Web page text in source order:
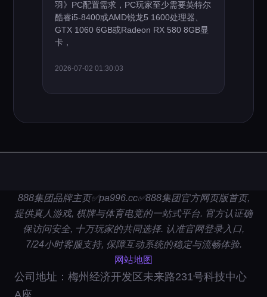
羽》PC配置需求，PC玩家至少需要英特尔
酷睿i5-8400或AMD锐龙5 1600处理器、
GTX 1060 6GB或Radeon RX 580 8GB显
卡，
2026-07-02 01:30:03
888集团品牌主页✅pa996.cc✅888集团官方网页版首页,
提供真人游戏, 棋牌与体育电竞的一站式平台. 官方认证确
保访问安全, 十万玩家的共同选择. 认准官网登录入口,
7/24小时客服支持, 保障互动系统的稳定与流畅体验.
网站地图
公司地址：梅州经济开发区未来路231号科技中心